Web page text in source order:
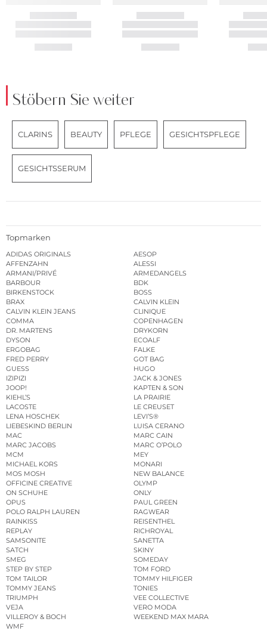
Stöbern Sie weiter
CLARINS BEAUTY PFLEGE GESICHTSPFLEGE
GESICHTSSERUM
Topmarken
ADIDAS ORIGINALS
AESOP
AFFENZAHN
ALESSI
ARMANI/PRIVÉ
ARMEDANGELS
BARBOUR
BDK
BIRKENSTOCK
BOSS
BRAX
CALVIN KLEIN
CALVIN KLEIN JEANS
CLINIQUE
COMMA
COPENHAGEN
DR. MARTENS
DRYKORN
DYSON
ECOALF
ERGOBAG
FALKE
FRED PERRY
GOT BAG
GUESS
HUGO
IZIPIZI
JACK & JONES
JOOP!
KAPTEN & SON
KIEHL’S
LA PRAIRIE
LACOSTE
LE CREUSET
LENA HOSCHEK
LEVI’S®
LIEBESKIND BERLIN
LUISA CERANO
MAC
MARC CAIN
MARC JACOBS
MARC O’POLO
MCM
MEY
MICHAEL KORS
MONARI
MOS MOSH
NEW BALANCE
OFFICINE CREATIVE
OLYMP
ON SCHUHE
ONLY
OPUS
PAUL GREEN
POLO RALPH LAUREN
RAGWEAR
RAINKISS
REISENTHEL
REPLAY
RICHROYAL
SAMSONITE
SANETTA
SATCH
SKINY
SMEG
SOMEDAY
STEP BY STEP
TOM FORD
TOM TAILOR
TOMMY HILFIGER
TOMMY JEANS
TONIES
TRIUMPH
VEE COLLECTIVE
VEJA
VERO MODA
VILLEROY & BOCH
WEEKEND MAX MARA
WMF